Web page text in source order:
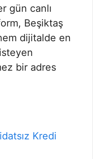
gün canlı
Beşiktaş
dijitalde en
bir adres
Kredi